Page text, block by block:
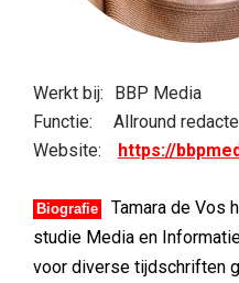
Werkt bij:
BBP Media
Functie:
Allround
Website:
https://
Biografie
Tamara de Vos
studie Media en
voor diverse tijdschriften